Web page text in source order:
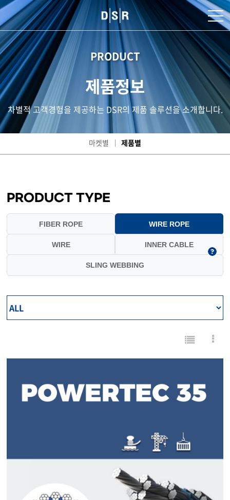
PRODUCT
제품정보
차별적 고객경험을 제공하는 DSR의 제품 솔루션을 소개합니다.
마켓별 제품별
PRODUCT TYPE
FIBER ROPE WIRE ROPE
WIRE INNER CABLE
SLING WEBBING